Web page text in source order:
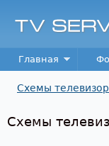
TV
Service
Main menu
Главная
Схемы
Схемы